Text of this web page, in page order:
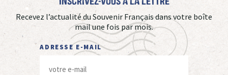
Recevez l’actualité du Souvenir Français dans votre boîte
mail une fois par mois.
ADRESSE E-MAIL